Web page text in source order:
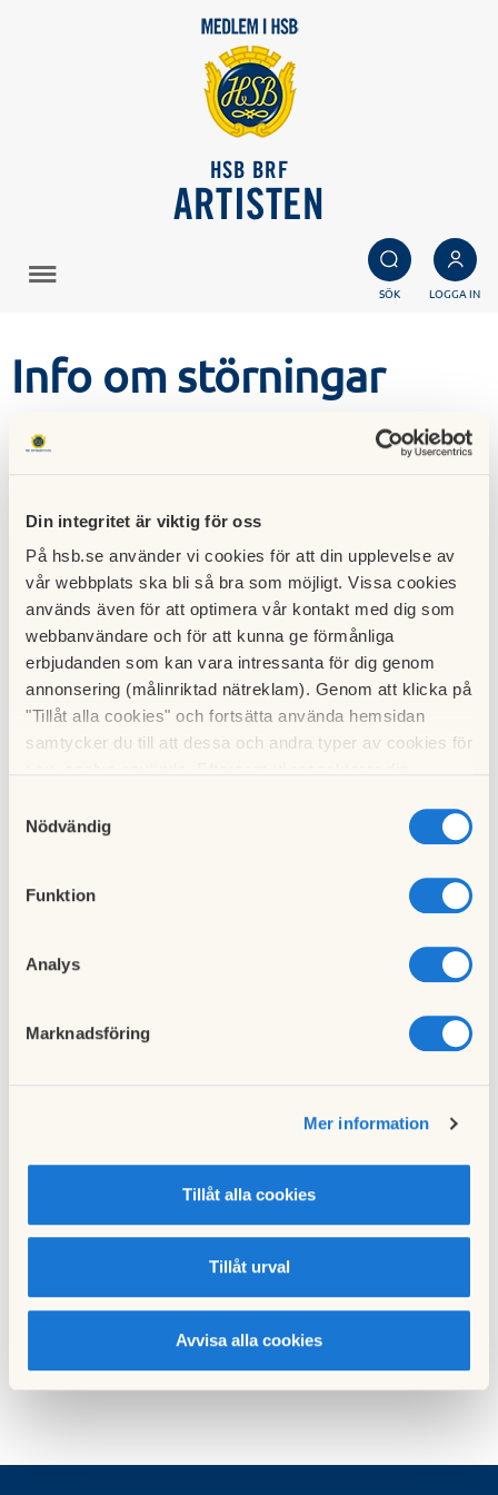
Din integritet är viktig för oss
På hsb.se använder vi cookies för att din upplevelse av
vår webbplats ska bli så bra som möjligt. Vissa cookies
används även för att optimera vår kontakt med dig som
webbanvändare och för att kunna ge förmånliga
erbjudanden som kan vara intressanta för dig genom
annonsering (målinriktad nätreklam). Genom att klicka på
"Tillåt alla cookies" och fortsätta använda hemsidan
samtycker du till att dessa och andra typer av cookies för
cookies och välja att endast tillåta ett urval.
Nödvändig
Funktion
Analys
Marknadsföring
Mer information
Tillåt alla cookies
Tillåt urval
Avvisa alla cookies
HSB BRF
ARTISTEN
SÖK LOGGA IN
Info om störningar
Visa hänsyn till dina grannar!
FÖLJANDE TIDER:
Vardagar: 8:00 till 20:00. lördagar: 09:00 till 15:00
Under SÖNDAGAR och RÖDA DAGAR får inget störande
arbete utföras!!!
I övrigt, meddela gärna dina grannar innan du börjar med
längre planerade arbeten och visa alltid hänsyn.
Visa hänsyn till dina grannar!
Borrning och annat störande arbete FÅR ENDAST SKE
Vardagar: 8:00 till 20:00. lördagar: 09:00 till 15:00
I övrigt, meddela gärna dina grannar innan du börjar med
Senast uppdaterad: